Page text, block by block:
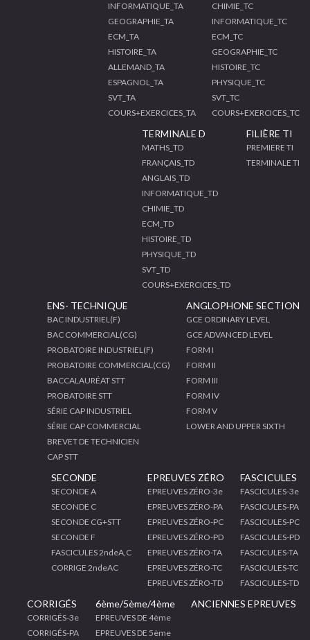
INFORMATIQUE_TA
GEOGRAPHIE_TA
ECM_TA
HISTOIRE_TA
ALLEMAND_TA
ESPAGNOL_TA
SVT_TA
COURS+EXERCICES_TA
CHIMIE_TC
INFORMATIQUE_TC
ECM_TC
GEOGRAPHIE_TC
HISTOIRE_TC
PHYSIQUE_TC
SVT_TC
COURS+EXERCICES_TC
TERMINALE D
MATHS_TD
FRANÇAIS_TD
ANGLAIS_TD
INFORMATIQUE_TD
CHIMIE_TD
ECM_TD
HISTOIRE_TD
PHYSIQUE_TD
SVT_TD
COURS+EXERCICES_TD
FILIÈRE TI
PREMIERE TI
TERMINALE TI
ENS- TECHNIQUE
BAC INDUSTRIEL(F)
BAC COMMERCIAL(CG)
PROBATOIRE INDUSTRIEL(F)
PROBATOIRE COMMERCIAL(CG)
BACCALAURÉAT STT
PROBATOIRE STT
SÉRIE CAP INDUSTRIEL
SÉRIE CAP COMMERCIAL
BREVET DE TECHNICIEN
CAP STT
ANGLOPHONE SECTION
GCE ORDINARY LEVEL
GCE ADVANCED LEVEL
FORM I
FORM II
FORM III
FORM IV
FORM V
LOWER AND UPPER SIXTH
SECONDE
SECONDE A
SECONDE C
SECONDE CG+STT
SECONDE F
FASCICULES 2ndeA,C
CORRIGE 2ndeAC
EPREUVES ZÉRO
EPREUVES ZÉRO-3e
EPREUVES ZÉRO-PA
EPREUVES ZÉRO-PC
EPREUVES ZÉRO-PD
EPREUVES ZÉRO-TA
EPREUVES ZÉRO-TC
EPREUVES ZÉRO-TD
FASCICULES
FASCICULES-3e
FASCICULES-PA
FASCICULES-PC
FASCICULES-PD
FASCICULES-TA
FASCICULES-TC
FASCICULES-TD
CORRIGÉS
CORRIGÉS-3e
CORRIGÉS-PA
6ème/5ème/4ème
EPREUVES DE 4ème
EPREUVES DE 5ème
ANCIENNES EPREUVES